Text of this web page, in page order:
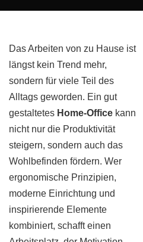
Das Arbeiten von zu Hause ist
längst kein Trend mehr,
sondern für viele Teil des
Alltags geworden. Ein gut
gestaltetes Home-Officekann
nicht nur die Produktivität
steigern, sondern auch das
Wohlbefinden fördern. Wer
ergonomische Prinzipien,
moderne Einrichtung und
inspirierende Elemente
kombiniert, schafft einen